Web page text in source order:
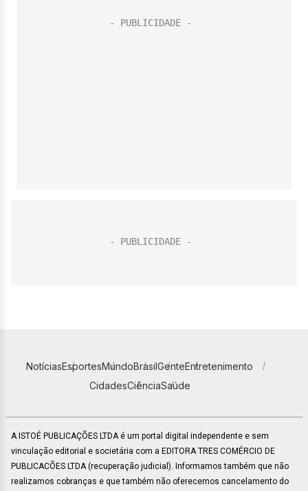
NotíciasEsportesMundoBrasilGenteEntretenimento
CidadesCiênciaSaúde
A ISTOÉ PUBLICAÇÕES LTDA é um portal digital independente e sem
vinculação editorial e societária com a EDITORA TRES COMÉRCIO DE
PUBLICACÕES LTDA (recuperação judicial). Informamos também que não
realizamos cobranças e que também não oferecemos cancelamento do